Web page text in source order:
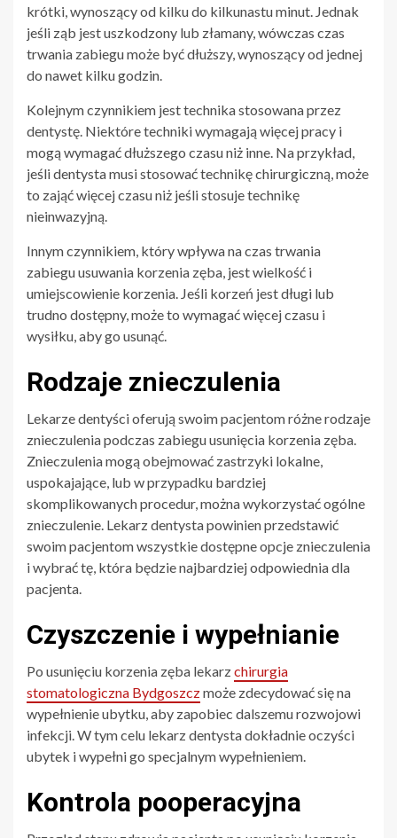
krótki, wynoszący od kilku do kilkunastu minut. Jednak
jeśli ząb jest uszkodzony lub złamany, wówczas czas
trwania zabiegu może być dłuższy, wynoszący od jednej
do nawet kilku godzin.
Kolejnym czynnikiem jest technika stosowana przez
dentystę. Niektóre techniki wymagają więcej pracy i
mogą wymagać dłuższego czasu niż inne. Na przykład,
jeśli dentysta musi stosować technikę chirurgiczną, może
to zająć więcej czasu niż jeśli stosuje technikę
nieinwazyjną.
Innym czynnikiem, który wpływa na czas trwania
zabiegu usuwania korzenia zęba, jest wielkość i
umiejscowienie korzenia. Jeśli korzeń jest długi lub
trudno dostępny, może to wymagać więcej czasu i
wysiłku, aby go usunąć.
Rodzaje znieczulenia
Lekarze dentyści oferują swoim pacjentom różne rodzaje
znieczulenia podczas zabiegu usunięcia korzenia zęba.
Znieczulenia mogą obejmować zastrzyki lokalne,
uspokajające, lub w przypadku bardziej
skomplikowanych procedur, można wykorzystać ogólne
znieczulenie. Lekarz dentysta powinien przedstawić
swoim pacjentom wszystkie dostępne opcje znieczulenia
i wybrać tę, która będzie najbardziej odpowiednia dla
pacjenta.
Czyszczenie i wypełnianie
Po usunięciu korzenia zęba lekarzchirurgia
stomatologiczna Bydgoszczmoże zdecydować się na
wypełnienie ubytku, aby zapobiec dalszemu rozwojowi
infekcji. W tym celu lekarz dentysta dokładnie oczyści
ubytek i wypełni go specjalnym wypełnieniem.
Kontrola pooperacyjna